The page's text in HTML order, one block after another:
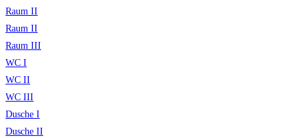
Raum II
Raum II
Raum III
WC I
WC II
WC III
Dusche I
Dusche II